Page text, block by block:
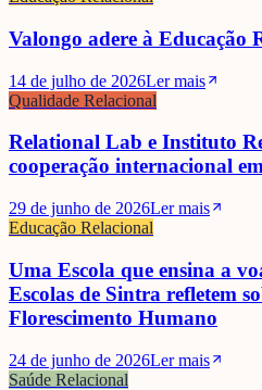
Valongo adere à Educação
14 de julho de 2026Ler mais
Qualidade Relacional
Relational Lab e Instituto
cooperação internacional
29 de junho de 2026Ler mais
Educação Relacional
Uma Escola que ensina a
Escolas de Sintra refletem
Florescimento Humano
24 de junho de 2026Ler mais
Saúde Relacional